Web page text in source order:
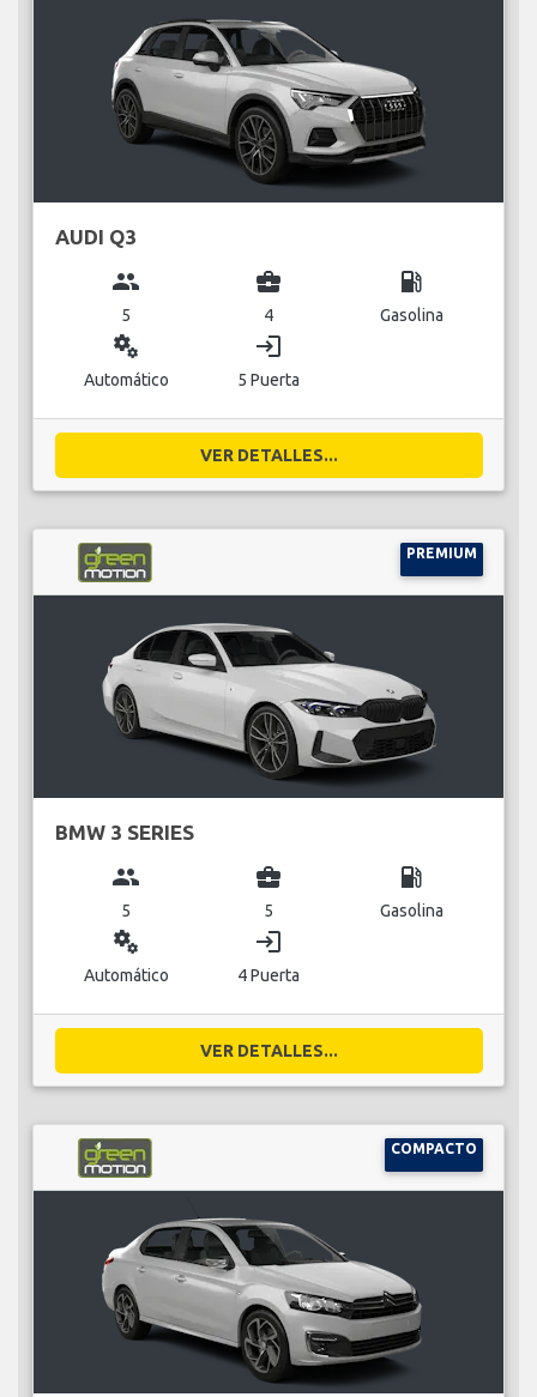
AUDI Q3
group
5
business_center
4
local_gas_station
Gasolina
miscellaneous_services
Automático
login
5 Puerta
VER DETALLES...
PREMIUM
BMW 3 SERIES
group
5
business_center
5
local_gas_station
Gasolina
miscellaneous_services
Automático
login
4 Puerta
VER DETALLES...
COMPACTO